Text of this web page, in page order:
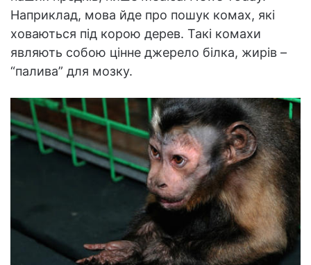
Наприклад, мова йде про пошук комах, які
ховаються під корою дерев. Такі комахи
являють собою цінне джерело білка, жирів –
“палива” для мозку.